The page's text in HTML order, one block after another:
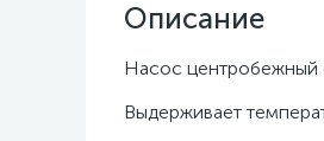
Описание
Насос центробежный
Выдерживает